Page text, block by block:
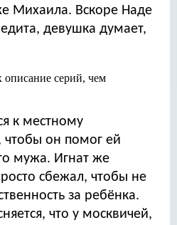
Михаила. Вскоре Наде
девушка думает,
к местному
чтобы он помог ей
мужа. Игнат же
сбежал, чтобы не
за ребёнка.
что у москвичей,